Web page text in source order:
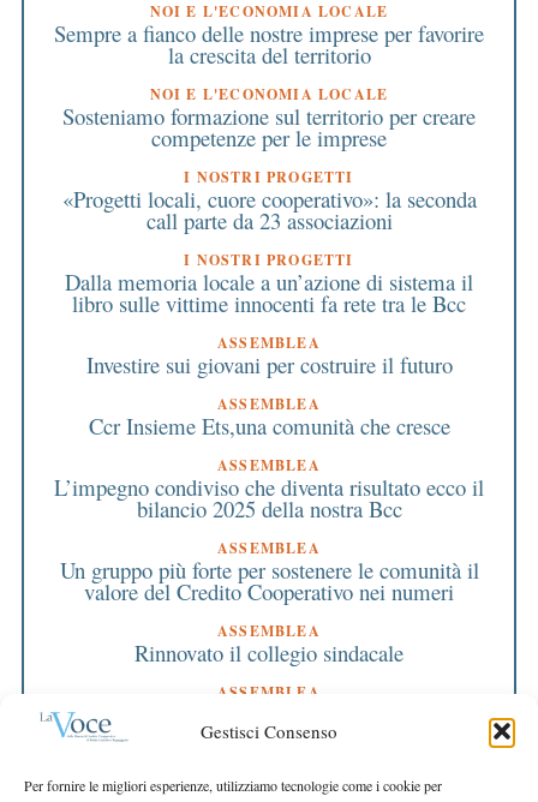
Gestisci Consenso
Per fornire le migliori esperienze, utilizziamo tecnologie come i cookie per
NOI E L'ECONOMIA LOCALE
Sempre a fianco delle nostre imprese per favorire
la crescita del territorio
NOI E L'ECONOMIA LOCALE
Sosteniamo formazione sul territorio per creare
competenze per le imprese
I NOSTRI PROGETTI
«Progetti locali, cuore cooperativo»: la seconda
call parte da 23 associazioni
I NOSTRI PROGETTI
Dalla memoria locale a un’azione di sistema il
libro sulle vittime innocenti fa rete tra le Bcc
ASSEMBLEA
Investire sui giovani per costruire il futuro
ASSEMBLEA
Ccr Insieme Ets,una comunità che cresce
ASSEMBLEA
L’impegno condiviso che diventa risultato ecco il
bilancio 2025 della nostra Bcc
ASSEMBLEA
Un gruppo più forte per sostenere le comunità il
valore del Credito Cooperativo nei numeri
ASSEMBLEA
Rinnovato il collegio sindacale
ASSEMBLEA
Bilancio approvato all’unanimità e 2 milioni
destinati al territorio
EDITORIALE DIRETTORE